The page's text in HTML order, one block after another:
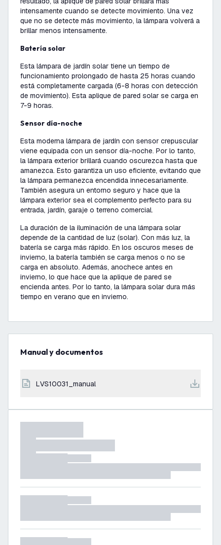
intensamente cuando se detecte movimiento. Una vez
que no se detecte más movimiento, la lámpara volverá a
brillar menos intensamente.
Batería solar
Esta lámpara de jardín solar tiene un tiempo de
funcionamiento prolongado de hasta 25 horas cuando
está completamente cargada (6-8 horas con detección
de movimiento). Esta aplique de pared solar se carga en
7-9 horas.
Sensor día-noche
Esta moderna lámpara de jardín con sensor crepuscular
viene equipada con un sensor día-noche. Por lo tanto,
la lámpara exterior brillará cuando oscurezca hasta que
amanezca. Esto garantiza un uso eficiente, evitando que
la lámpara permanezca encendida innecesariamente.
También asegura un entorno seguro y hace que la
lámpara exterior sea el complemento perfecto para su
entrada, jardín, garaje o terreno comercial.
La duración de la iluminación de una lámpara solar
depende de la cantidad de luz (solar). Con más luz, la
batería se carga más rápido. En los oscuros meses de
invierno, la batería también se carga menos o no se
carga en absoluto. Además, anochece antes en
invierno, lo que hace que la aplique de pared se
encienda antes. Por lo tanto, la lámpara solar dura más
tiempo en verano que en invierno.
Manual y documentos
LVS10031_manual